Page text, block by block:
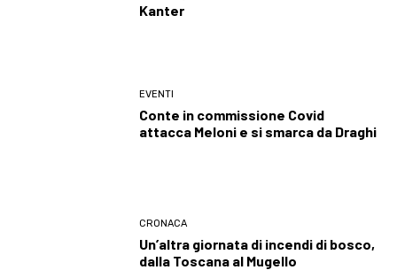
Kanter
EVENTI
Conte in commissione Covid
attacca Meloni e si smarca da Draghi
CRONACA
Un’altra giornata di incendi di bosco,
dalla Toscana al Mugello